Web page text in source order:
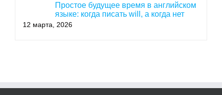
Простое будущее время в английском
языке: когда писать will, а когда нет
12 марта, 2026